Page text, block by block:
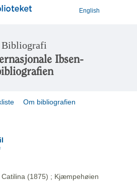
English
Bibliografi
Ibsen-
Om bibliografien
(1875) ; Kjæmpehøien